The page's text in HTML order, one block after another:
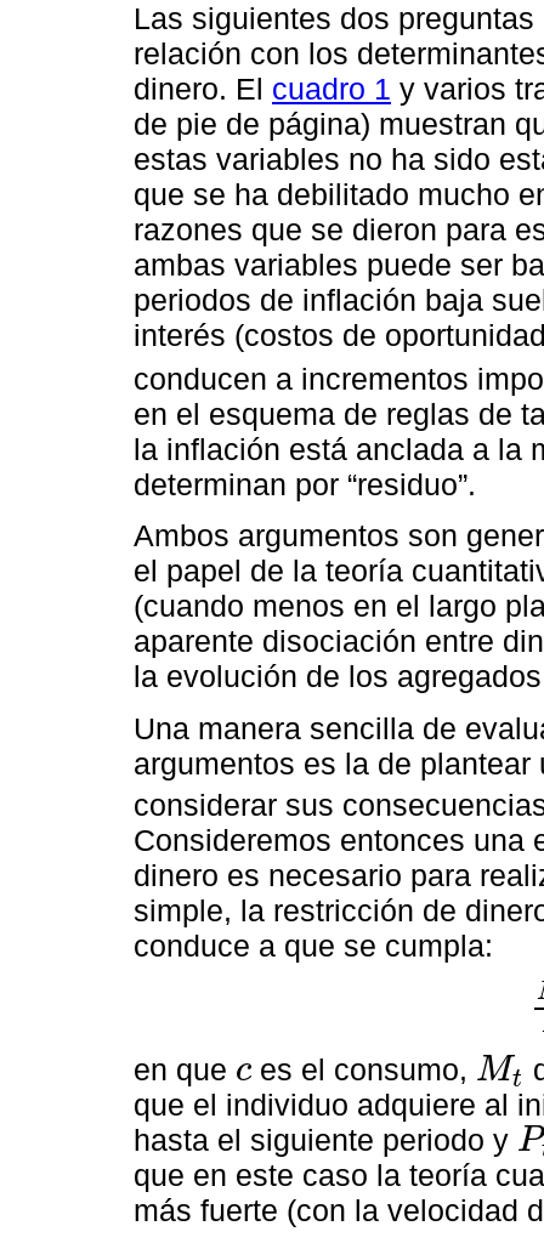
Las siguientes dos
relación con los
dinero. El cuadro 1 y varios
de pie de página) muestran
estas variables no ha sido
que se ha debilitado mucho
razones que se dieron para
ambas variables puede ser
periodos de inflación baja
interés (costos de
conducen a incrementos
en el esquema de reglas de
la inflación está anclada a la
determinan por “residuo”.
Ambos argumentos son
el papel de la teoría
(cuando menos en el largo
aparente disociación entre
la evolución de los
Una manera sencilla de
argumentos es la de
considerar sus
Consideremos entonces una
dinero es necesario para
simple, la restricción de
conduce a que se cumpla:
M
en que c
c es el consumo, Mt
Mt
que el individuo adquiere al
hasta el siguiente periodo y P
Pt
que en este caso la teoría
más fuerte (con la velocidad